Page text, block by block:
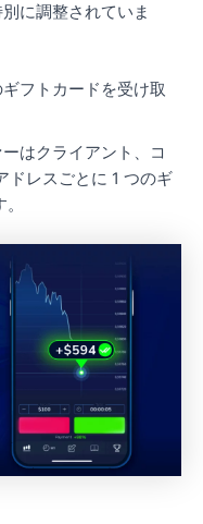
に調整されていま
フトカードを受け取
はクライアント、コ
ドレスごとに 1 つのギ